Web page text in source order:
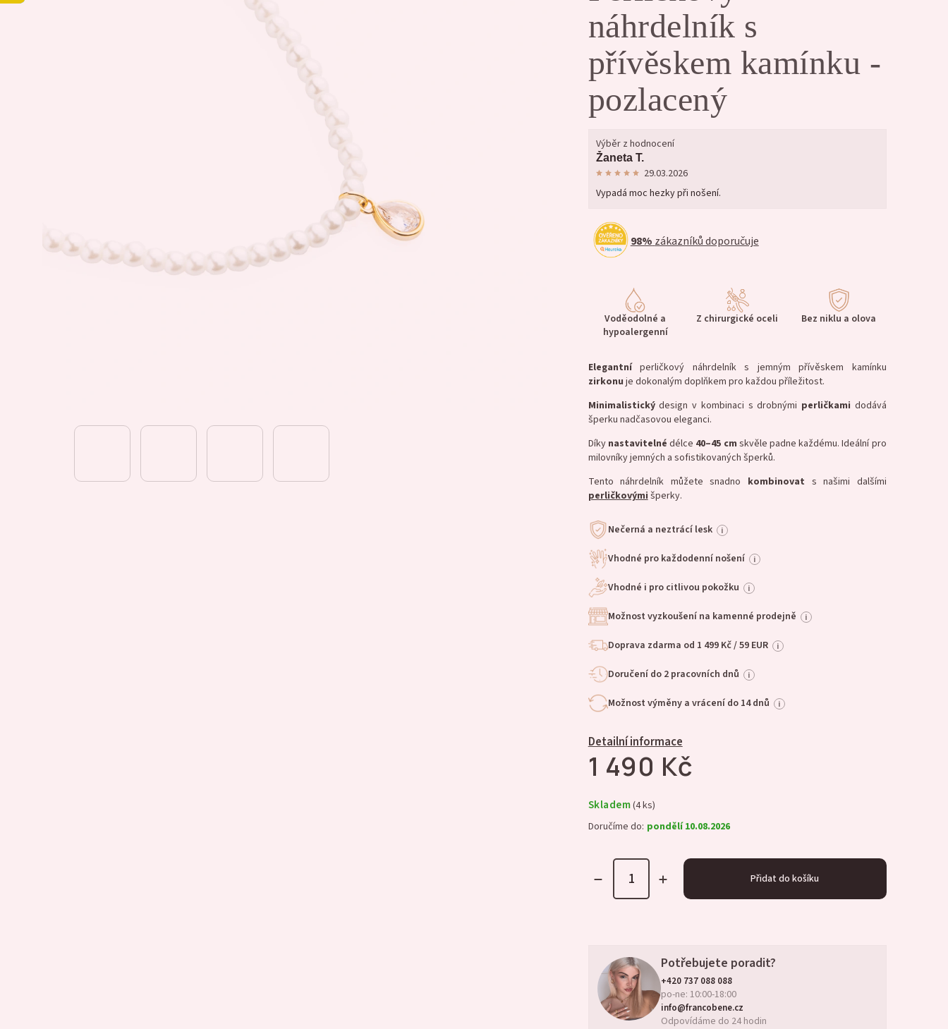
náhrdelník s
přívěskem kamínku -
pozlacený
Výběr z hodnocení
Žaneta T.
29.03.2026
Vypadá moc hezky při nošení.
98% zákazníků doporučuje
1 490 Kč
Voděodolné a
hypoalergenní
Z chirurgické oceli Bez niklu a olova
Elegantníperličkový náhrdelník s jemným přívěskem kamínku
zirkonu je dokonalým doplňkem pro každou příležitost.
Minimalistickýdesign v kombinaci s drobnými perličkami dodává
šperku nadčasovou eleganci.
Díky nastavitelné délce 40–45 cm skvěle padne každému. Ideální pro
milovníky jemných a sofistikovaných šperků.
Tento náhrdelník můžete snadno kombinovat s našimi dalšími
perličkovými šperky.
Nečerná a neztrácí lesk i
Vhodné pro každodenní nošení i
Vhodné i pro citlivou pokožku i
Možnost vyzkoušení na kamenné prodejně i
Doprava zdarma od 1 499 Kč / 59 EUR i
Doručení do 2 pracovních dnů i
Možnost výměny a vrácení do 14 dnů i
Detailní informace
Skladem(4 ks)
Doručíme do: pondělí 10.08.2026
Přidat do košíku
Potřebujete poradit?
+420 737 088 088
po-ne: 10:00-18:00
info@francobene.cz
Odpovídáme do 24 hodin